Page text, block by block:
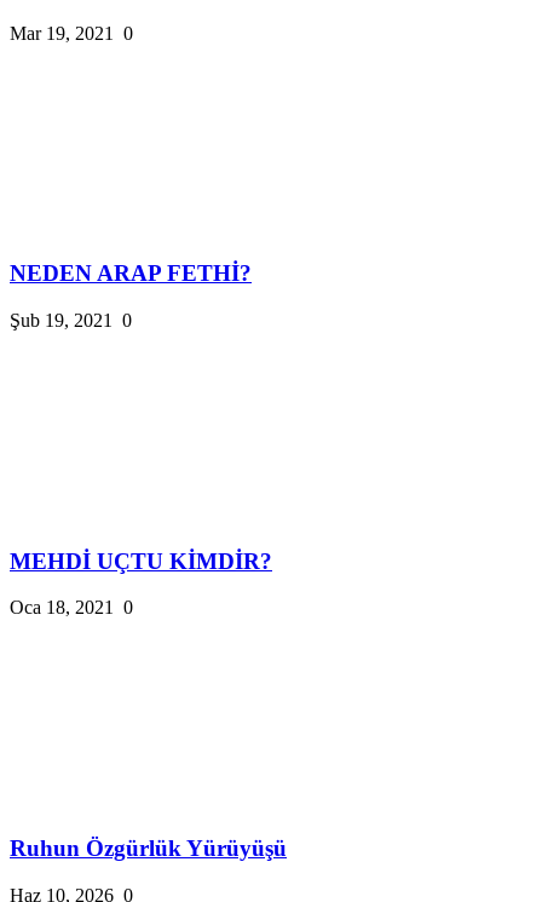
Mar 19, 2021 0
NEDEN ARAP FETHİ?
Şub 19, 2021 0
MEHDİ UÇTU KİMDİR?
Oca 18, 2021 0
Ruhun Özgürlük Yürüyüşü
Haz 10, 2026 0